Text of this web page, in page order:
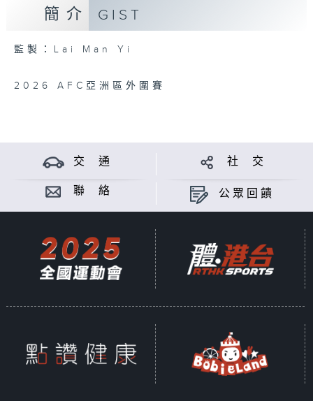
簡介 GIST
監製：Lai Man Yi
2026 AFC亞洲區外圍賽
交 通 社 交
聯 絡 公眾回饋